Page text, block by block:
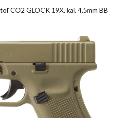
CO2 GLOCK 19X, kal. 4,5mm BB